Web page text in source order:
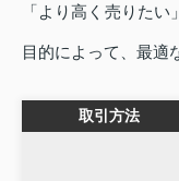
「より高く売りた
目的によって、最適
取引方法